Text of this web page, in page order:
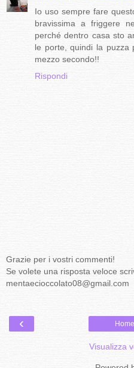
Io uso sempre fare
bravissima a friggere
perché dentro casa sto
le porte, quindi la puzza
mezzo secondo!!
Rispondi
Grazie per i vostri commenti!
Se volete una risposta veloce
mentaecioccolato08@gmail.com
‹
Visualizza